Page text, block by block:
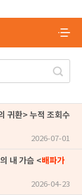
귀환> 누적 조회수
2026-07-01
내 가슴 <배파가
2026-04-23